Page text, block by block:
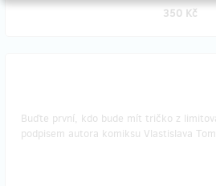
350 Kč
Buďte první, kdo bude mít tričko z
podpisem autora komiksu Vlastislava